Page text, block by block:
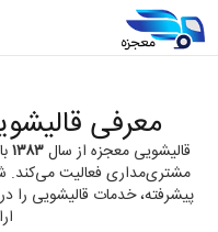
معرفی
قالیشویی معجزه از سال۱۳۸۳
مشتری‌مداری فعالیت می‌کند.
پیشرفته، خدمات قالیشویی